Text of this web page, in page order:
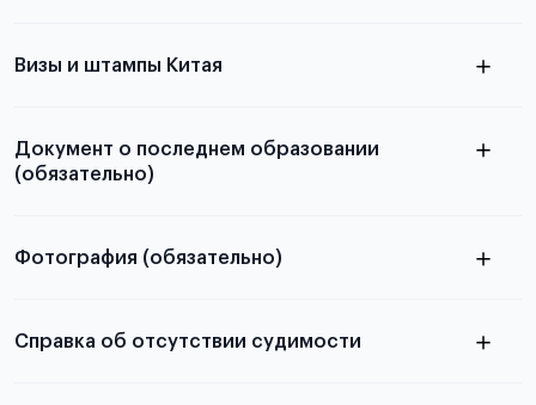
паспорта
Визы и штампы Китая
Документ о последнем образовании
(обязательно)
абитуриентов, изложена в статье.
Фотография (обязательно)
Справка об отсутствии судимости